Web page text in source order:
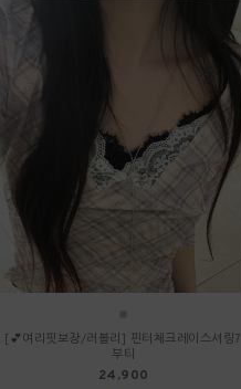
[💕여리핏보장/러블리] 핀터체크레이스셔링7
부티
24,900